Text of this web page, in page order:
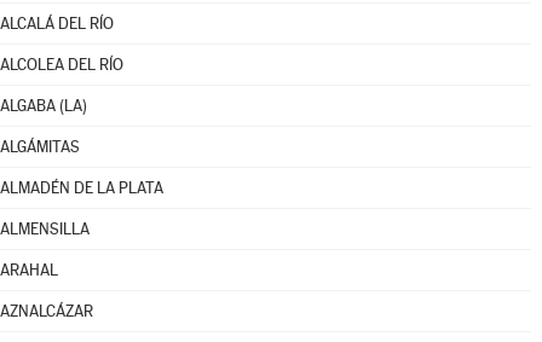
ALCALÁ DEL RÍO
ALCOLEA DEL RÍO
ALGABA (LA)
ALGÁMITAS
ALMADÉN DE LA PLATA
ALMENSILLA
ARAHAL
AZNALCÁZAR